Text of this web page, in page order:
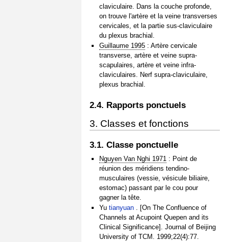
claviculaire. Dans la couche profonde,
on trouve l'artère et la veine transverses
cervicales, et la partie sus-claviculaire
du plexus brachial.
Guillaume 1995 : Artère cervicale
transverse, artère et veine supra-
scapulaires, artère et veine infra-
claviculaires. Nerf supra-claviculaire,
plexus brachial.
2.4. Rapports ponctuels
3. Classes et fonctions
3.1. Classe ponctuelle
Nguyen Van Nghi 1971 : Point de
réunion des méridiens tendino-
musculaires (vessie, vésicule biliaire,
estomac) passant par le cou pour
gagner la tête.
Yutianyuan . [On The Confluence of
Channels at Acupoint Quepen and its
Clinical Significance]. Journal of Beijing
University of TCM. 1999;22(4):77.